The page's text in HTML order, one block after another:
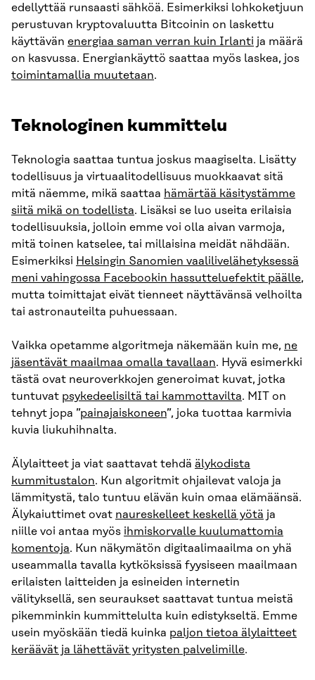
edellyttää runsaasti sähköä. Esimerkiksi lohkoketjuun
perustuvan kryptovaluutta Bitcoinin on laskettu
käyttävän energiaa saman verran kuin Irlanti ja määrä
on kasvussa. Energiankäyttö saattaa myös laskea, jos
toimintamallia muutetaan.
Teknologinen kummittelu
Teknologia saattaa tuntua joskus maagiselta. Lisätty
todellisuus ja virtuaalitodellisuus muokkaavat sitä
mitä näemme, mikä saattaa hämärtää käsitystämme
siitä mikä on todellista. Lisäksi se luo useita erilaisia
todellisuuksia, jolloin emme voi olla aivan varmoja,
mitä toinen katselee, tai millaisina meidät nähdään.
Esimerkiksi Helsingin Sanomien vaalilivelähetyksessä
meni vahingossa Facebookin hassutteluefektit päälle,
mutta toimittajat eivät tienneet näyttävänsä velhoilta
tai astronauteilta puhuessaan.
Vaikka opetamme algoritmeja näkemään kuin me, ne
jäsentävät maailmaa omalla tavallaan. Hyvä esimerkki
tästä ovat neuroverkkojen generoimat kuvat, jotka
tuntuvat psykedeelisiltä tai kammottavilta. MIT on
tehnyt jopa ”painajaiskoneen”, joka tuottaa karmivia
kuvia liukuhihnalta.
Älylaitteet ja viat saattavat tehdä älykodista
kummitustalon. Kun algoritmit ohjailevat valoja ja
lämmitystä, talo tuntuu elävän kuin omaa elämäänsä.
Älykaiuttimet ovat naureskelleet keskellä yötä ja
niille voi antaa myös ihmiskorvalle kuulumattomia
komentoja. Kun näkymätön digitaalimaailma on yhä
useammalla tavalla kytköksissä fyysiseen maailmaan
erilaisten laitteiden ja esineiden internetin
välityksellä, sen seuraukset saattavat tuntua meistä
pikemminkin kummittelulta kuin edistykseltä. Emme
usein myöskään tiedä kuinka paljon tietoa älylaitteet
keräävät ja lähettävät yritysten palvelimille.